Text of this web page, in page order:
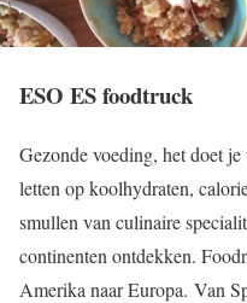
ESO ES foodtruck
Gezonde voeding, het doet
letten op koolhydraten,
smullen van culinaire
continenten ontdekken.
Amerika naar Europa. Van